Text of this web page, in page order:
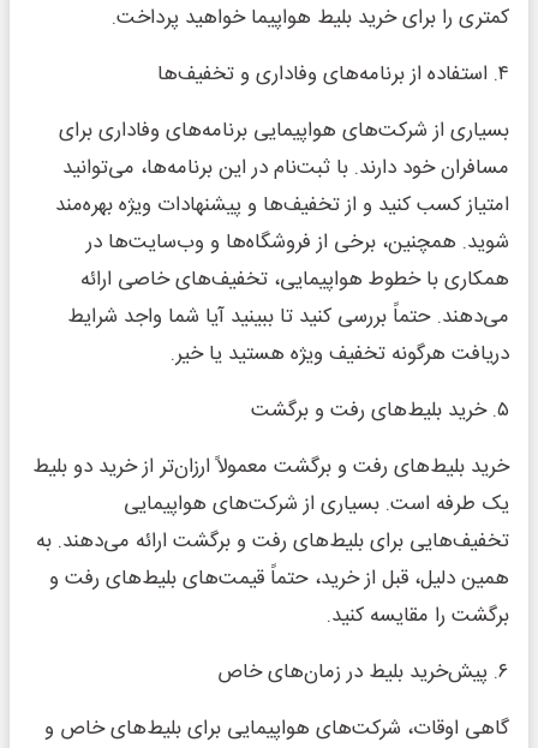
کمتری را برای خرید بلیط هواپیما خواهید پرداخت.
۴. استفاده از برنامه‌های وفاداری و تخفیف‌ها
بسیاری از شرکت‌های هواپیمایی برنامه‌های وفاداری برای
مسافران خود دارند. با ثبت‌نام در این برنامه‌ها، می‌توانید
امتیاز کسب کنید و از تخفیف‌ها و پیشنهادات ویژه بهره‌مند
شوید. همچنین، برخی از فروشگاه‌ها و وب‌سایت‌ها در
همکاری با خطوط هواپیمایی، تخفیف‌های خاصی ارائه
می‌دهند. حتماً بررسی کنید تا ببینید آیا شما واجد شرایط
دریافت هرگونه تخفیف ویژه هستید یا خیر.
۵. خرید بلیط‌های رفت و برگشت
خرید بلیط‌های رفت و برگشت معمولاً ارزان‌تر از خرید دو بلیط
یک طرفه است. بسیاری از شرکت‌های هواپیمایی
تخفیف‌هایی برای بلیط‌های رفت و برگشت ارائه می‌دهند. به
همین دلیل، قبل از خرید، حتماً قیمت‌های بلیط‌های رفت و
برگشت را مقایسه کنید.
۶. پیش‌خرید بلیط در زمان‌های خاص
گاهی اوقات، شرکت‌های هواپیمایی برای بلیط‌های خاص و